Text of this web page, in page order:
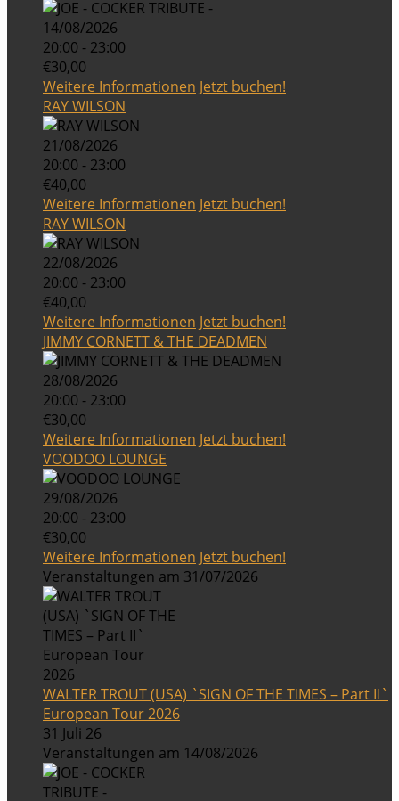
14/08/2026
20:00 - 23:00
€30,00
Weitere Informationen Jetzt buchen!
RAY WILSON
21/08/2026
20:00 - 23:00
€40,00
Weitere Informationen Jetzt buchen!
RAY WILSON
22/08/2026
20:00 - 23:00
€40,00
Weitere Informationen Jetzt buchen!
JIMMY CORNETT & THE DEADMEN
28/08/2026
20:00 - 23:00
€30,00
Weitere Informationen Jetzt buchen!
VOODOO LOUNGE
29/08/2026
20:00 - 23:00
€30,00
Weitere Informationen Jetzt buchen!
Veranstaltungen am 31/07/2026
WALTER TROUT (USA) `SIGN OF THE TIMES – Part II`
European Tour 2026
31 Juli 26
Veranstaltungen am 14/08/2026